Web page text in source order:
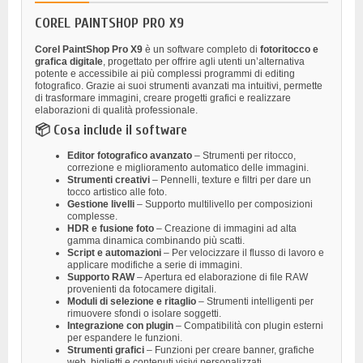
COREL PAINTSHOP PRO X9
Corel PaintShop Pro X9 è un software completo di fotoritocco e
grafica digitale , progettato per offrire agli utenti un’alternativa
potente e accessibile ai più complessi programmi di editing
fotografico. Grazie ai suoi strumenti avanzati ma intuitivi, permette
di trasformare immagini, creare progetti grafici e realizzare
elaborazioni di qualità professionale.
📦 Cosa include il software
Editor fotografico avanzato – Strumenti per ritocco,
correzione e miglioramento automatico delle immagini.
Strumenti creativi – Pennelli, texture e filtri per dare un
tocco artistico alle foto.
Gestione livelli – Supporto multilivello per composizioni
complesse.
HDR e fusione foto – Creazione di immagini ad alta
gamma dinamica combinando più scatti.
Script e automazioni – Per velocizzare il flusso di lavoro e
applicare modifiche a serie di immagini.
Supporto RAW– Apertura ed elaborazione di file RAW
provenienti da fotocamere digitali.
Moduli di selezione e ritaglio – Strumenti intelligenti per
rimuovere sfondi o isolare soggetti.
Integrazione con plugin – Compatibilità con plugin esterni
per espandere le funzioni.
Strumenti grafici – Funzioni per creare banner, grafiche